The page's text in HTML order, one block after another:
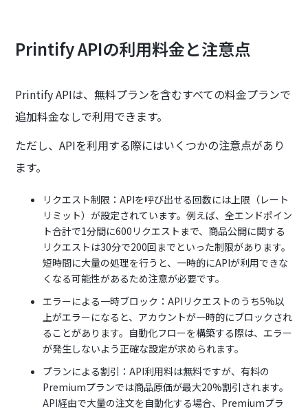
Printify APIの利用料金と注意点
Printify APIは、無料プランを含むすべての料金プランで
追加料金なしで利用できます。
ただし、APIを利用する際にはいくつかの注意点があり
ます。
リクエスト制限：APIを呼び出せる回数には上限（レート
リミット）が設定されています。例えば、全エンドポイン
ト合計で1分間に600リクエストまで、商品公開に関する
リクエストは30分で200回までといった制限があります。
短時間に大量の処理を行うと、一時的にAPIが利用できな
くなる可能性があるため注意が必要です。
エラーによる一時ブロック：APIリクエストのうち5%以
上がエラーになると、アカウントが一時的にブロックされ
ることがあります。自動化フローを構築する際は、エラー
が発生しないよう正確な設定が求められます。
プランによる割引：API利用料は無料ですが、有料の
Premiumプランでは商品原価が最大20%割引されます。
API経由で大量の注文を自動化する場合、Premiumプラ